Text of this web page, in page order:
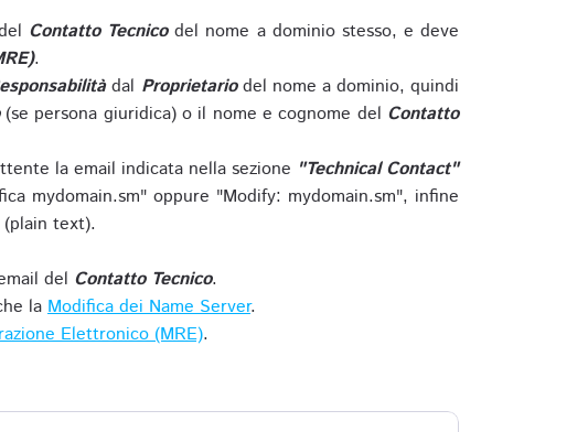
Contatto Tecnicodel nome a dominio stesso, e deve
.
dal Proprietariodel nome a dominio, quindi
(se persona giuridica) o il nome e cognome del Contatto
la email indicata nella sezione "Technical Contact"
mydomain.sm" oppure "Modify: mydomain.sm", infine
text).
del Contatto Tecnico.
la Modifica dei Name Server.
Elettronico (MRE).